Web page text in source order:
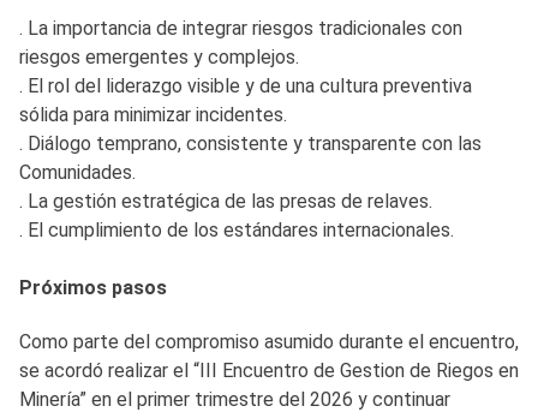
. La importancia de integrar riesgos tradicionales con
riesgos emergentes y complejos.
. El rol del liderazgo visible y de una cultura preventiva
sólida para minimizar incidentes.
. Diálogo temprano, consistente y transparente con las
Comunidades.
. La gestión estratégica de las presas de relaves.
. El cumplimiento de los estándares internacionales.
Próximos pasos
Como parte del compromiso asumido durante el encuentro,
se acordó realizar el “III Encuentro de Gestion de Riegos en
Minería” en el primer trimestre del 2026 y continuar